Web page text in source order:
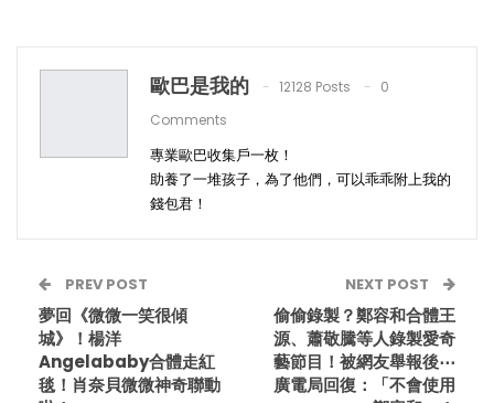
歐巴是我的 12128 Posts
0
Comments
專業歐巴收集戶一枚！
助養了一堆孩子，為了他們，可以乖乖附上我的
錢包君！
PREV POST
夢回《微微一笑很傾
城》！楊洋
Angelababy合體走紅
毯！肖奈貝微微神奇聯動
NEXT POST
偷偷錄製？鄭容和合體王
源、蕭敬騰等人錄製愛奇
藝節目！被網友舉報後⋯
廣電局回復：「不會使用